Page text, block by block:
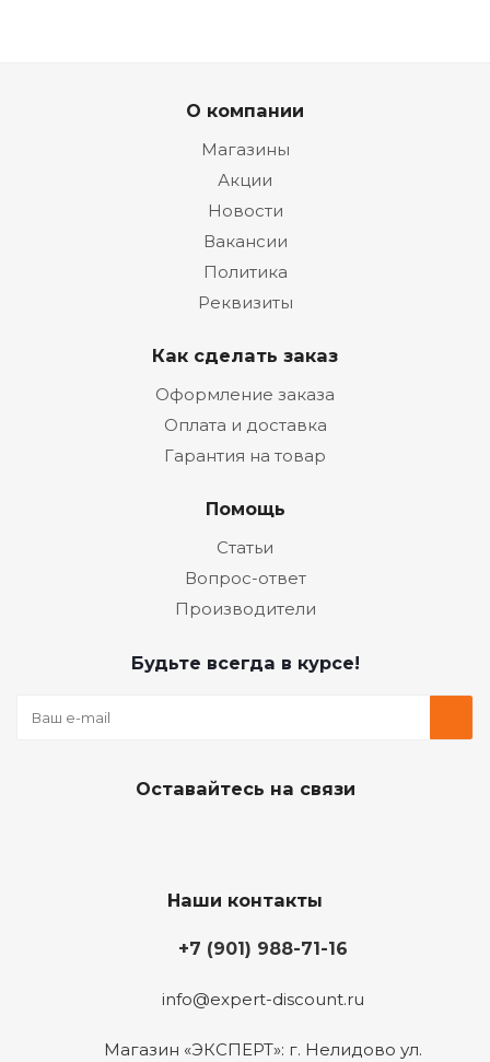
О компании
Магазины
Акции
Новости
Вакансии
Политика
Реквизиты
Как сделать заказ
Оформление заказа
Оплата и доставка
Гарантия на товар
Помощь
Статьи
Вопрос-ответ
Производители
Будьте всегда в курсе!
Оставайтесь на связи
Наши контакты
+7 (901) 988-71-16
info@expert-discount.ru
Магазин «ЭКСПЕРТ»: г. Нелидово ул.